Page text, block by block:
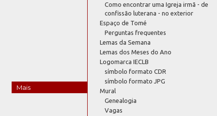
Mais
Como encontrar uma Igreja irmã - de
confissão luterana - no exterior
Espaço de Tomé
Perguntas frequentes
Lemas da Semana
Lemas dos Meses do Ano
Logomarca IECLB
símbolo formato CDR
símbolo formato JPG
Mural
Genealogia
Vagas